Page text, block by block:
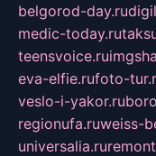
belgorod-day.ru
medic-today.ru
teensvoice.ru
eva-elfie.rufoto-
veslo-i-yakor.ru
regionufa.ruweiss-
universalia.ru